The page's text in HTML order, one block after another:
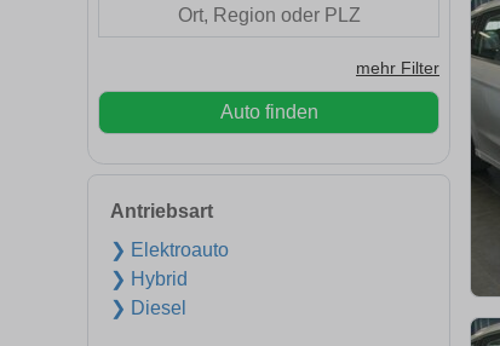
mehr Filter
Auto finden
Antriebsart
❯ Elektroauto
❯ Hybrid
❯ Diesel